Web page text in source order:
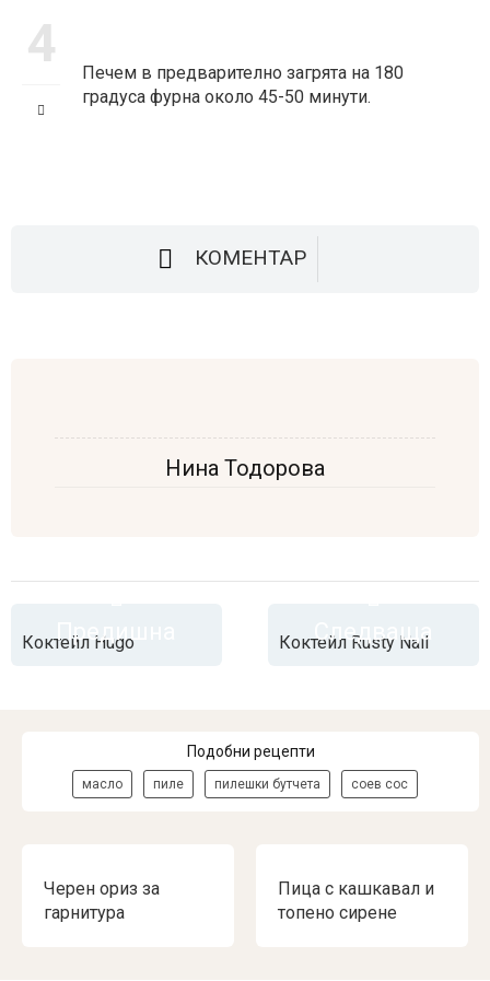
4
Печем в предварително загрята на 180
градуса фурна около 45-50 минути.
КОМЕНТАР
Нина Тодорова
Предишна
Коктейл Hugo Следваща
Коктейл Rusty Nail
Подобни рецепти
масло пиле пилешки бутчета соев сос
Черен ориз за
гарнитура
Пица с кашкавал и
топено сирене